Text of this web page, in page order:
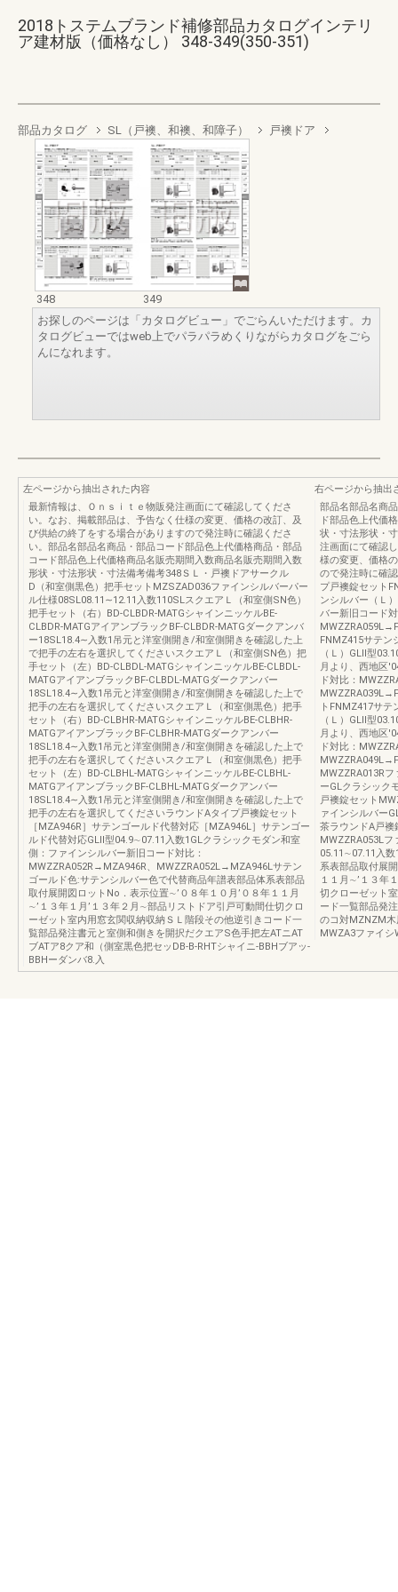
2018トステムブランド補修部品カタログインテリ
ア建材版（価格なし） 348-349(350-351)
部品カタログ SL（戸襖、和襖、和障子） 戸襖ドア
348
349
お探しのページは「カタログビュー」でごらんいただけます。カ
タログビューではweb上でパラパラめくりながらカタログをごら
んになれます。
左ページから抽出された内容
最新情報は、Ｏｎｓｉｔｅ物販発注画面にて確認してくださ
い。なお、掲載部品は、予告なく仕様の変更、価格の改訂、及
び供給の終了をする場合がありますので発注時に確認くださ
い。部品名部品名商品・部品コード部品色上代価格商品・部品
コード部品色上代価格商品名販売期間入数商品名販売期間入数
形状・寸法形状・寸法備考備考348ＳＬ・戸襖ドアサークル
D（和室側黒色）把手セットMZSZAD036ファインシルバーパー
ル仕様08SL08.11∼12.11入数110SLスクエアＬ（和室側SN色）
把手セット（右）BD-CLBDR-MATGシャインニッケルBE-
CLBDR-MATGアイアンブラックBF-CLBDR-MATGダークアンバ
ー18SL18.4∼入数1吊元と洋室側開き/和室側開きを確認した上
で把手の左右を選択してくださいスクエアＬ（和室側SN色）把
手セット（左）BD-CLBDL-MATGシャインニッケルBE-CLBDL-
MATGアイアンブラックBF-CLBDL-MATGダークアンバー
18SL18.4∼入数1吊元と洋室側開き/和室側開きを確認した上で
把手の左右を選択してくださいスクエアＬ（和室側黒色）把手
セット（右）BD-CLBHR-MATGシャインニッケルBE-CLBHR-
MATGアイアンブラックBF-CLBHR-MATGダークアンバー
18SL18.4∼入数1吊元と洋室側開き/和室側開きを確認した上で
把手の左右を選択してくださいスクエアＬ（和室側黒色）把手
セット（左）BD-CLBHL-MATGシャインニッケルBE-CLBHL-
MATGアイアンブラックBF-CLBHL-MATGダークアンバー
18SL18.4∼入数1吊元と洋室側開き/和室側開きを確認した上で
把手の左右を選択してくださいラウンドAタイプ戸襖錠セット
［MZA946R］サテンゴールド代替対応［MZA946L］サテンゴー
ルド代替対応GLⅡ型04.9∼07.11入数1GLクラシックモダン和室
側：ファインシルバー新旧コード対比：
MWZZRA052R→MZA946R、MWZZRA052L→MZA946Lサテン
ゴールド色:サテンシルバー色で代替商品年譜表部品体系表部品
取付展開図ロットNo．表示位置∼’０８年１０月’０８年１１月
∼’１３年１月’１３年２月∼部品リストドア引戸可動間仕切クロ
ーゼット室内用窓玄関収納収納ＳＬ階段その他逆引きコード一
覧部品発注書元と室側和側きを開択だクエアS色手把左ATニAT
ブATア8クア和（側室黒色把セッDB-B-RHTシャイニ-BBHブアッ-
BBHーダンバ8.入
右ページから抽出
部品名部品名商
ド部品色上代価
状・寸法形状・
注画面にて確認
様の変更、価格
ので発注時に確
プ戸襖錠セット
ンシルバー（Ｌ
バー新旧コード
FNMZ415サテン
（Ｌ）GLⅡ型
月より、西地区
ド対比：
トFNMZ417サ
（Ｌ）GLⅡ型
月より、西地区
ド対比：
MWZZRA013R
ーGLクラシック
戸襖錠セット
ァインシルバー
茶ラウンドA戸襖
MWZZRA053Lフ
05.11∼07.11入
系表部品取付展
１１月∼’１３年
切クローゼット
ード一覧部品発
のコ対MZNZM木
MWZA3ファイシ